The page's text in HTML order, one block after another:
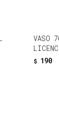
VASO
$ 190